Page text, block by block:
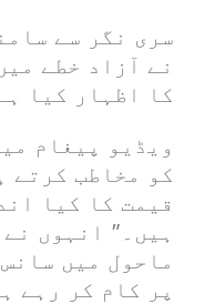
سری نگر سے
نے آزاد خطے
کا اظہار کیا
ویڈیو پیغام
کو مخاطب کرتے
قیمت کا کیا
ہیں۔” انہوں
ماحول میں
پر کام کر رہے